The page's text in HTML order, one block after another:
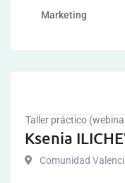
Marketing
Taller práctico
Ksenia
Comunidad